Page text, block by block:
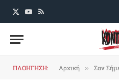
X
YouTube
RSS
ΠΛΟΗΓΗΣΗ: Αρχική » Σαν